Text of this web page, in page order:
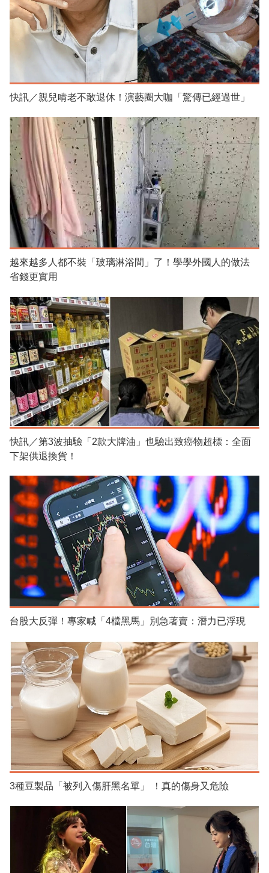
快訊／親兒啃老不敢退休！演藝圈大咖「驚傳已經過世」
越來越多人都不裝「玻璃淋浴間」了！學學外國人的做法
省錢更實用
快訊／第3波抽驗「2款大牌油」也驗出致癌物超標：全面
下架供退換貨！
台股大反彈！專家喊「4檔黑馬」別急著賣：潛力已浮現
3種豆製品「被列入傷肝黑名單」 ！真的傷身又危險